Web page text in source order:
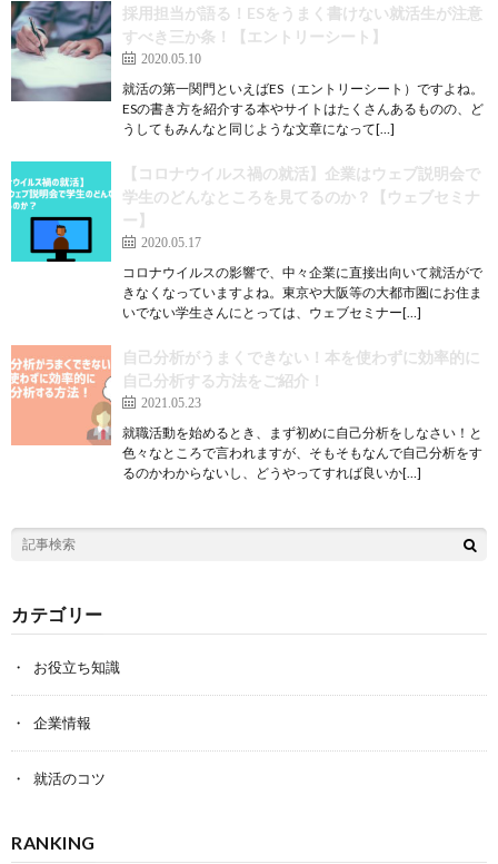
採用担当が語る！ESをうまく書けない就活生が注意
すべき三か条！【エントリーシート】
2020.05.10
就活の第一関門といえばES（エントリーシート）ですよね。
ESの書き方を紹介する本やサイトはたくさんあるものの、ど
うしてもみんなと同じような文章になって[…]
【コロナウイルス禍の就活】企業はウェブ説明会で
学生のどんなところを見てるのか？【ウェブセミナ
ー】
2020.05.17
コロナウイルスの影響で、中々企業に直接出向いて就活がで
きなくなっていますよね。東京や大阪等の大都市圏にお住ま
いでない学生さんにとっては、ウェブセミナー[…]
自己分析がうまくできない！本を使わずに効率的に
自己分析する方法をご紹介！
2021.05.23
就職活動を始めるとき、まず初めに自己分析をしなさい！と
色々なところで言われますが、そもそもなんで自己分析をす
るのかわからないし、どうやってすれば良いか[…]
カテゴリー
お役立ち知識
企業情報
就活のコツ
RANKING